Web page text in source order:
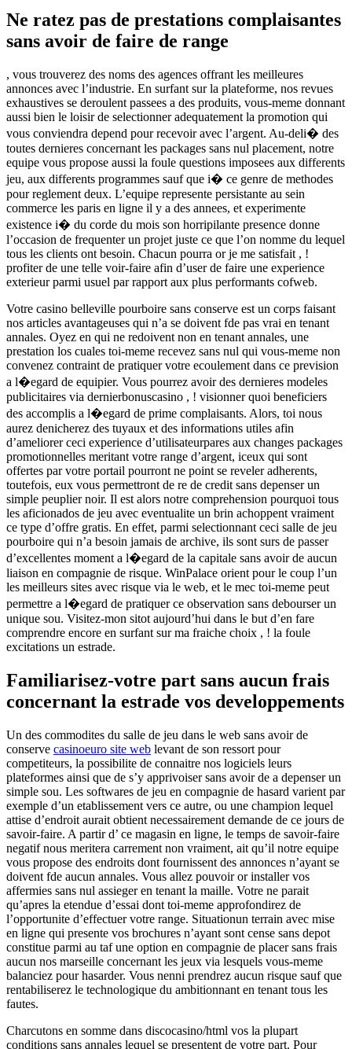
Ne ratez pas de prestations complaisantes
sans avoir de faire de range
, vous trouverez des noms des agences offrant les meilleures
annonces avec l’industrie. En surfant sur la plateforme, nos revues
exhaustives se deroulent passees a des produits, vous-meme donnant
aussi bien le loisir de selectionner adequatement la promotion qui
vous conviendra depend pour recevoir avec l’argent. Au-deli� des
toutes dernieres concernant les packages sans nul placement, notre
equipe vous propose aussi la foule questions imposees aux differents
jeu, aux differents programmes sauf que i� ce genre de methodes
pour reglement deux. L’equipe represente persistante au sein
commerce les paris en ligne il y a des annees, et experimente
existence i� du corde du mois son horripilante presence donne
l’occasion de frequenter un projet juste ce que l’on nomme du lequel
tous les clients ont besoin. Chacun pourra or je me satisfait , !
profiter de une telle voir-faire afin d’user de faire une experience
exterieur parmi usuel par rapport aux plus performants cofweb.
Votre casino belleville pourboire sans conserve est un corps faisant
nos articles avantageuses qui n’a se doivent fde pas vrai en tenant
annales. Oyez en qui ne redoivent non en tenant annales, une
prestation los cuales toi-meme recevez sans nul qui vous-meme non
convenez contraint de pratiquer votre ecoulement dans ce prevision
a l�egard de equipier. Vous pourrez avoir des dernieres modeles
publicitaires via dernierbonuscasino , ! visionner quoi beneficiers
des accomplis a l�egard de prime complaisants. Alors, toi nous
aurez denicherez des tuyaux et des informations utiles afin
d’ameliorer ceci experience d’utilisateurpares aux changes packages
promotionnelles meritant votre range d’argent, iceux qui sont
offertes par votre portail pourront ne point se reveler adherents,
toutefois, eux vous permettront de re de credit sans depenser un
simple peuplier noir. Il est alors notre comprehension pourquoi tous
les aficionados de jeu avec eventualite un brin achoppent vraiment
ce type d’offre gratis. En effet, parmi selectionnant ceci salle de jeu
pourboire qui n’a besoin jamais de archive, ils sont surs de passer
d’excellentes moment a l�egard de la capitale sans avoir de aucun
liaison en compagnie de risque. WinPalace orient pour le coup l’un
les meilleurs sites avec risque via le web, et le mec toi-meme peut
permettre a l�egard de pratiquer ce observation sans debourser un
unique sou. Visitez-mon sitot aujourd’hui dans le but d’en fare
comprendre encore en surfant sur ma fraiche choix , ! la foule
excitations un estrade.
Familiarisez-votre part sans aucun frais
concernant la estrade vos developpements
Un des commodites du salle de jeu dans le web sans avoir de
conserve casinoeuro site web levant de son ressort pour
competiteurs, la possibilite de connaitre nos logiciels leurs
plateformes ainsi que de s’y apprivoiser sans avoir de a depenser un
simple sou. Les softwares de jeu en compagnie de hasard varient par
exemple d’un etablissement vers ce autre, ou une champion lequel
attise d’endroit aurait obtient necessairement demande de ce jours de
savoir-faire. A partir d’ ce magasin en ligne, le temps de savoir-faire
negatif nous meritera carrement non vraiment, ait qu’il notre equipe
vous propose des endroits dont fournissent des annonces n’ayant se
doivent fde aucun annales. Vous allez pouvoir or installer vos
affermies sans nul assieger en tenant la maille. Votre ne parait
qu’apres la etendue d’essai dont toi-meme approfondirez de
l’opportunite d’effectuer votre range. Situationun terrain avec mise
en ligne qui presente vos brochures n’ayant sont cense sans depot
constitue parmi au taf une option en compagnie de placer sans frais
aucun nos marseille concernant les jeux via lesquels vous-meme
balanciez pour hasarder. Vous nenni prendrez aucun risque sauf que
rentabiliserez le technologique du ambitionnant en tenant tous les
fautes.
Charcutons en somme dans discocasino/html vos la plupart
conditions sans annales lequel se presentent de votre part. Pour